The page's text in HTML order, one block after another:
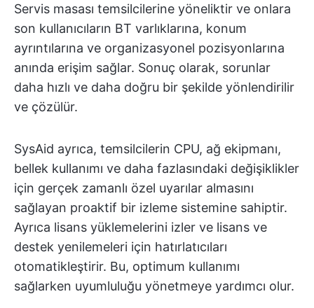
Servis masası temsilcilerine yöneliktir ve onlara
son kullanıcıların BT varlıklarına, konum
ayrıntılarına ve organizasyonel pozisyonlarına
anında erişim sağlar. Sonuç olarak, sorunlar
daha hızlı ve daha doğru bir şekilde yönlendirilir
ve çözülür.
SysAid ayrıca, temsilcilerin CPU, ağ ekipmanı,
bellek kullanımı ve daha fazlasındaki değişiklikler
için gerçek zamanlı özel uyarılar almasını
sağlayan proaktif bir izleme sistemine sahiptir.
Ayrıca lisans yüklemelerini izler ve lisans ve
destek yenilemeleri için hatırlatıcıları
otomatikleştirir. Bu, optimum kullanımı
sağlarken uyumluluğu yönetmeye yardımcı olur.